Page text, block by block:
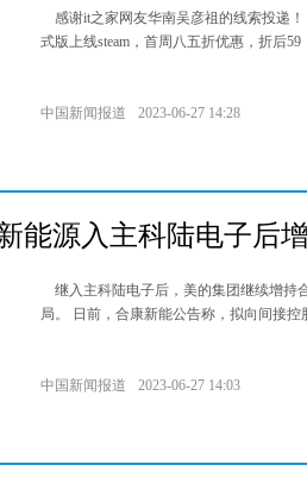
感谢it之家网友华南吴彦祖的线索投递
式版上线steam，首周八五折优惠，折后59
中国新闻报道 2023-06-27 14:28
能源入主科陆电子后
继入主科陆电子后，美的集团继续增持
局。 日前，合康新能公告称，拟向间接控
中国新闻报道 2023-06-27 14:03